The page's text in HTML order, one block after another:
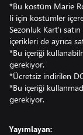
*Bu kostüm Marie
Ii için kostümler
Sezonluk Kart'ı
içerikleri de ayrıca
*Bu içeriği
gerekiyor.
*Ücretsiz indirilen
*Bu içeriği
gerekiyor.
Yayımlayan: